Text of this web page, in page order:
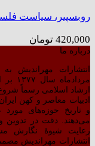
روبسپیر، سیاست
420,000 تومان
درباره ما
انتشارات مهراندیش
ارشاد اسلامی رسماً شروع
ادبیات معاصر و کهن
و تاریخ حوزه‌های
می‌دهند. دقت در تدوین
رعایت شیوهٔ نگارش
انتشارات مهراندیش